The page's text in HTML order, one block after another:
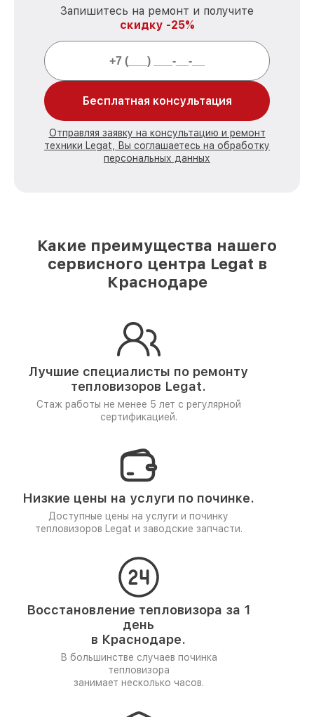
Запишитесь на ремонт и получите
скидку -25%
Бесплатная консультация
Отправляя заявку на консультацию и ремонт
техники Legat, Вы соглашаетесь на обработку
персональных данных
Какие преимущества нашего
сервисного центра Legat в
Краснодаре
Лучшие специалисты по ремонту
тепловизоров Legat.
Стаж работы не менее 5 лет с регулярной
сертификацией.
Низкие цены на услуги по починке.
Доступные цены на услуги и починку
тепловизоров Legat и заводские запчасти.
Восстановление тепловизора за 1
день
в Краснодаре.
В большинстве случаев починка
тепловизора
занимает несколько часов.